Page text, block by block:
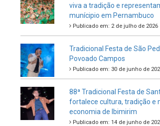
viva a tradição e
munícipio em Pernambuco
Publicado em: 2 de julho de 2026
Tradicional Festa de São
Povoado Campos
Publicado em: 30 de junho de
88ª Tradicional Festa de
fortalece cultura, tradição e
economia de Ibimirim
Publicado em: 14 de junho de